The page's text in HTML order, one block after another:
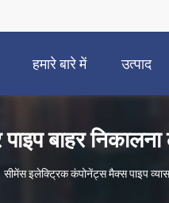
हमारे बारे में उत्पाद
बाहर
सीमेंस इलेक्ट्रिक कंपोनेंट्स मैक्स पाइप व्यास